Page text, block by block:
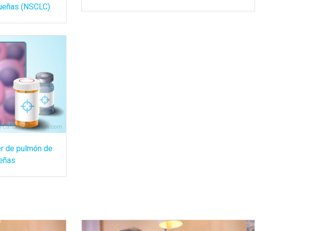
(NSCLC)
de pulmón de